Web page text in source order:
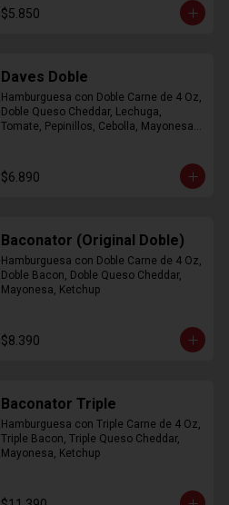
$5.850
Daves Doble
Hamburguesa con Doble Carne de 4 Oz,
Doble Queso Cheddar, Lechuga,
Tomate, Pepinillos, Cebolla, Mayonesa,
$6.890
Baconator (Original Doble)
Hamburguesa con Doble Carne de 4 Oz,
Doble Bacon, Doble Queso Cheddar,
Mayonesa, Ketchup
$8.390
Baconator Triple
Hamburguesa con Triple Carne de 4 Oz,
Triple Bacon, Triple Queso Cheddar,
Mayonesa, Ketchup